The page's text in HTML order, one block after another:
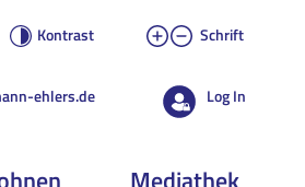
Kontrast Schrift
ehlers.de Log In